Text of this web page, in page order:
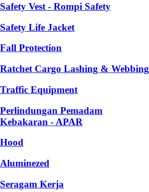
Safety Vest - Rompi Safety
Safety Life Jacket
Fall Protection
Ratchet Cargo Lashing & Webbing
Traffic Equipment
Perlindungan Pemadam
Kebakaran - APAR
Hood
Aluminezed
Seragam Kerja